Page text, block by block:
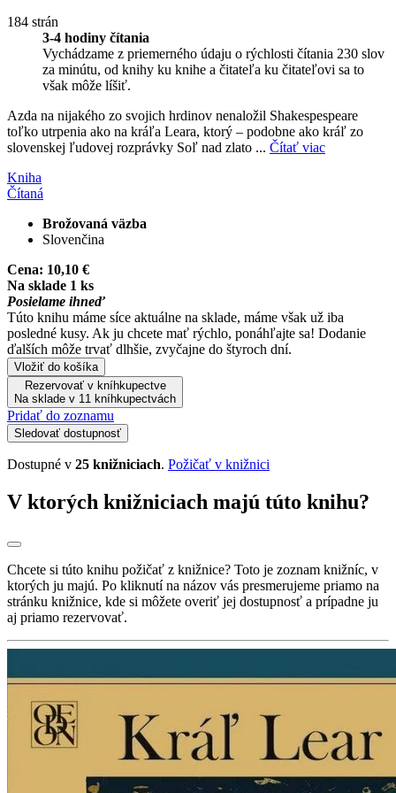
184 strán
3-4 hodiny čítania
Vychádzame z priemerného údaju o rýchlosti čítania 230 slov
za minútu, od knihy ku knihe a čitateľa ku čitateľovi sa to
však môže líšiť.
Azda na nijakého zo svojich hrdinov nenaložil Shakespespeare
toľko utrpenia ako na kráľa Leara, ktorý – podobne ako kráľ zo
slovenskej ľudovej rozprávky Soľ nad zlato ... Čítať viac
Kniha
Čítaná
Brožovaná väzba
Slovenčina
Cena: 10,10 €
Na sklade 1 ks
Posielame ihneď
Túto knihu máme síce aktuálne na sklade, máme však už iba
posledné kusy. Ak ju chcete mať rýchlo, ponáhľajte sa! Dodanie
ďalších môže trvať dlhšie, zvyčajne do štyroch dní.
Vložiť do košíka
Rezervovať v kníhkupectve
Na sklade v 11 kníhkupectvách
Pridať do zoznamu
Sledovať dostupnosť
Dostupné v 25 knižniciach. Požičať v knižnici
V ktorých knižniciach majú túto knihu?
Chcete si túto knihu požičať z knižnice? Toto je zoznam knižníc, v
ktorých ju majú. Po kliknutí na názov vás presmerujeme priamo na
stránku knižnice, kde si môžete overiť jej dostupnosť a prípadne ju
aj priamo rezervovať.